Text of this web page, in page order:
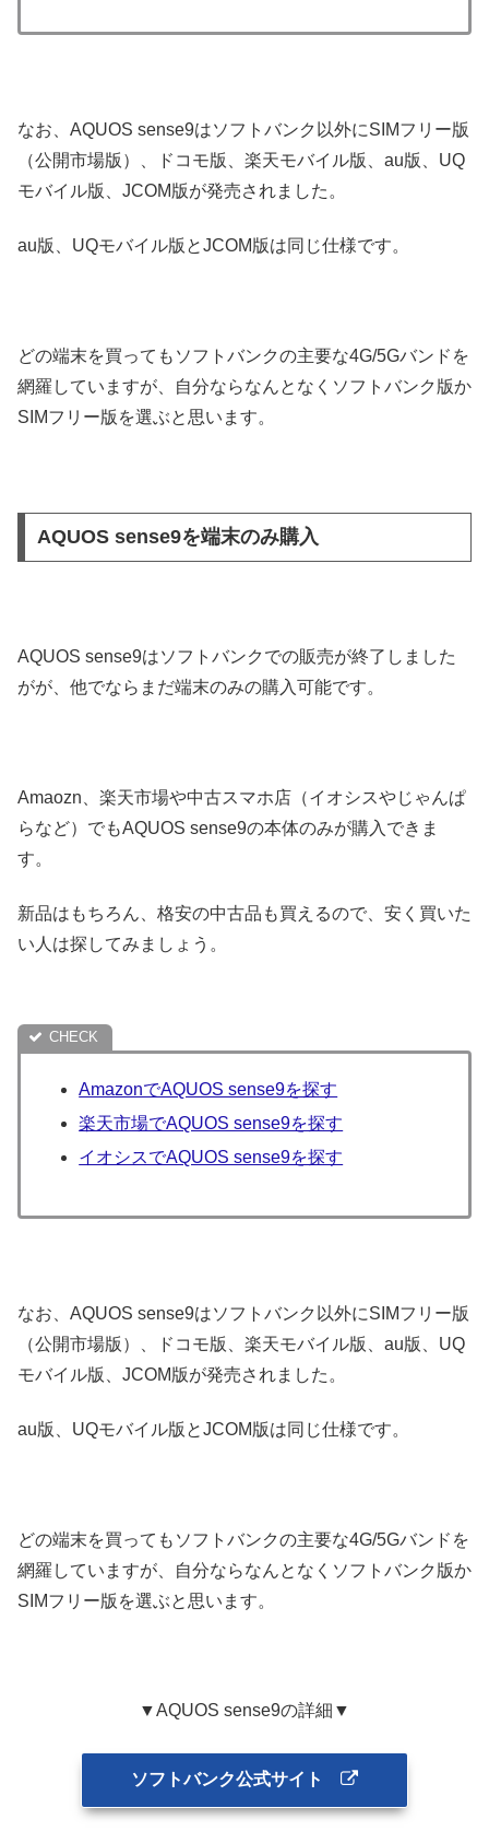
なお、AQUOS sense9はソフトバンク以外にSIMフリー版
（公開市場版）、ドコモ版、楽天モバイル版、au版、UQ
モバイル版、JCOM版が発売されました。
au版、UQモバイル版とJCOM版は同じ仕様です。
どの端末を買ってもソフトバンクの主要な4G/5Gバンドを
網羅していますが、自分ならなんとなくソフトバンク版か
SIMフリー版を選ぶと思います。
AQUOS sense9を端末のみ購入
AQUOS sense9はソフトバンクでの販売が終了しました
がが、他でならまだ端末のみの購入可能です。
Amaozn、楽天市場や中古スマホ店（イオシスやじゃんぱ
らなど）でもAQUOS sense9の本体のみが購入できま
す。
新品はもちろん、格安の中古品も買えるので、安く買いた
い人は探してみましょう。
AmazonでAQUOS sense9を探す
楽天市場でAQUOS sense9を探す
イオシスでAQUOS sense9を探す
なお、AQUOS sense9はソフトバンク以外にSIMフリー版
（公開市場版）、ドコモ版、楽天モバイル版、au版、UQ
モバイル版、JCOM版が発売されました。
au版、UQモバイル版とJCOM版は同じ仕様です。
どの端末を買ってもソフトバンクの主要な4G/5Gバンドを
網羅していますが、自分ならなんとなくソフトバンク版か
SIMフリー版を選ぶと思います。
▼AQUOS sense9の詳細▼
ソフトバンク公式サイト